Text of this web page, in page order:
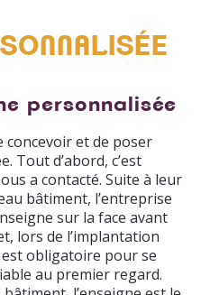
personnalisée
concevoir et de poser
Tout d’abord, c’est
a contacté. Suite à leur
bâtiment, l’entreprise
sur la face avant
lors de l’implantation
obligatoire pour se
au premier regard.